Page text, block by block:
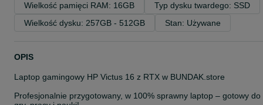
Wielkość pamięci RAM: 16GB
Typ dysku twardego: SSD
Wielkość dysku: 257GB - 512GB
Stan: Używane
OPIS
Laptop gamingowy HP Victus 16 z RTX w BUNDAK.store
Profesjonalnie przygotowany, w 100% sprawny laptop – gotowy do